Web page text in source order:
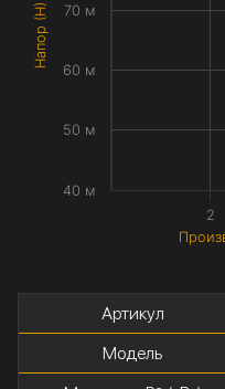
2
40 м
50 м
60 м
70 м
Артикул
Модель